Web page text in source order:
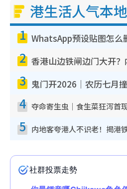
港生活人气本
1
2
3
4
5